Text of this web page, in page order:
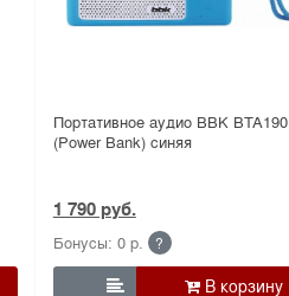
Портативное аудио BBK BTA190
(Power Bank) синяя
1 790 руб.
Бонусы: 0 р. ?
